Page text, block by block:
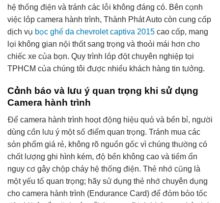
hệ thống điện và tránh các lỗi không đáng có. Bên cạnh
việc lắp camera hành trình, Thành Phát Auto còn cung cấp
dịch vụ bọc ghế da chevrolet captiva 2015 cao cấp, mang
lại không gian nội thất sang trọng và thoải mái hơn cho
chiếc xe của bạn. Quy trình lắp đặt chuyên nghiệp tại
TPHCM của chúng tôi được nhiều khách hàng tin tưởng.
Cảnh báo và lưu ý quan trọng khi sử dụng
Camera hành trình
Để camera hành trình hoạt động hiệu quả và bền bỉ, người
dùng cần lưu ý một số điểm quan trọng. Tránh mua các
sản phẩm giá rẻ, không rõ nguồn gốc vì chúng thường có
chất lượng ghi hình kém, độ bền không cao và tiềm ẩn
nguy cơ gây chập cháy hệ thống điện. Thẻ nhớ cũng là
một yếu tố quan trọng; hãy sử dụng thẻ nhớ chuyên dụng
cho camera hành trình (Endurance Card) để đảm bảo tốc